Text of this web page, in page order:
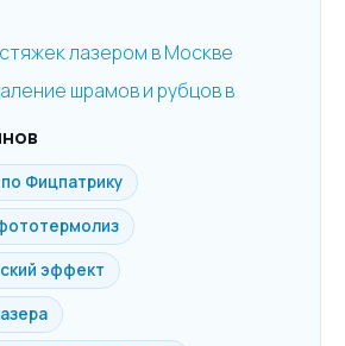
лазером в Москве
шрамов и рубцов в
Фицпатрику
эффект